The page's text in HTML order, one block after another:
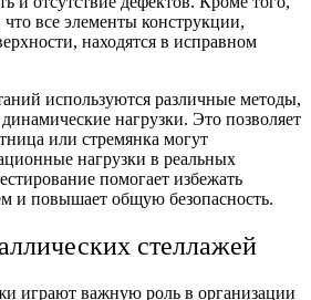
все элементы конструкции,
находятся в исправном
используются различные методы,
нагрузки. Это позволяет
или стремянка могут
нагрузки в реальных
помогает избежать
и повышает общую безопасность.
стеллажей
играют важную роль в организации